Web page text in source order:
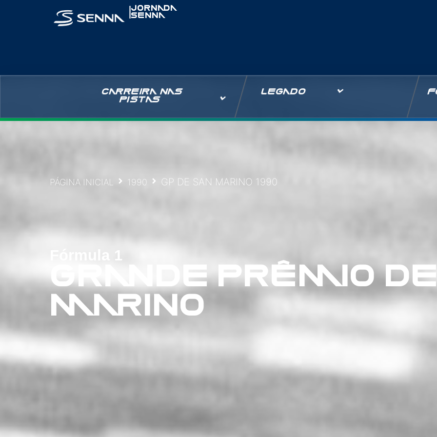
|JORNADA
SENNA
CARREIRA NAS
PISTAS
LEGADO
PÁGINA INICIAL 1990 GP DE SAN MARINO 1990
Fórmula 1
GRANDE PRÊMIO
MARINO